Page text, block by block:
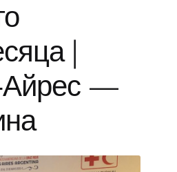
|
Айрес —